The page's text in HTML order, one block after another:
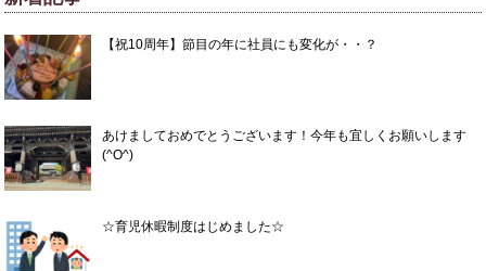
【祝10周年】節目の年に社員にも変化が・・？
あけましておめでとうございます！今年も宜しくお願いします
(^O^)
☆育児休暇制度はじめました☆